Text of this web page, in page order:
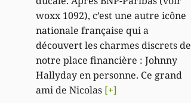
woxx 1092), c’est une autre icône
nationale française qui a
découvert les charmes discrets de
notre place financière : Johnny
Hallyday en personne. Ce grand
ami de Nicolas [+]